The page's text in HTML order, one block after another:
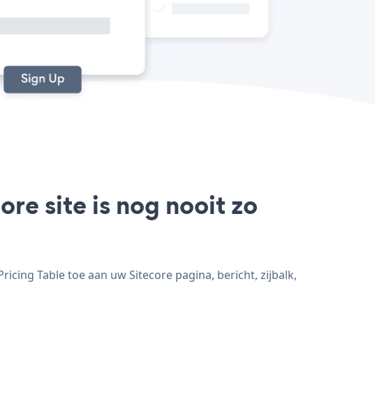
site is nog nooit zo
Table toe aan uw Sitecore pagina, bericht, zijbalk,